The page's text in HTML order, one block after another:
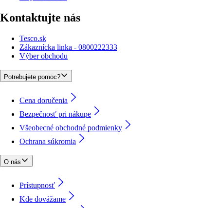
Kontaktujte nás
Tesco.sk
Zákaznícka linka - 0800222333
Výber obchodu
Potrebujete pomoc?
Cena doručenia
Bezpečnosť pri nákupe
Všeobecné obchodné podmienky
Ochrana súkromia
O nás
Prístupnosť
Kde dovážame